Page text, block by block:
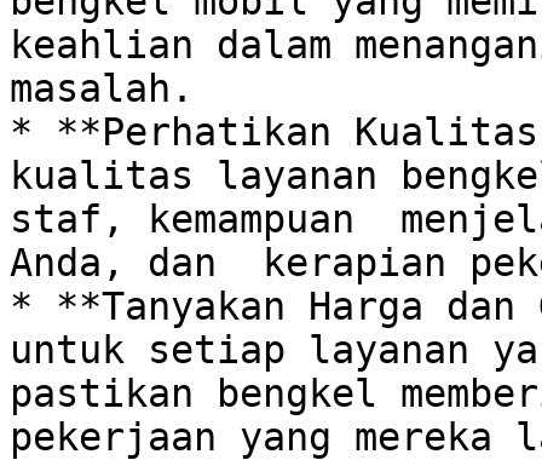
keahlian dalam
masalah.
* **Perhatikan
kualitas layanan
staf, kemampuan
Anda, dan  kerapian
* **Tanyakan Harga
untuk setiap layanan
pastikan bengkel
pekerjaan yang mereka